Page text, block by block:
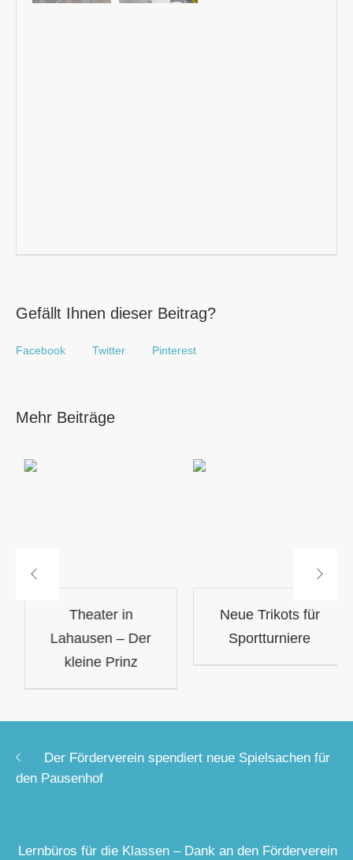
Gefällt Ihnen dieser Beitrag?
Facebook Twitter Pinterest
Mehr Beiträge
Anmeldung 2024
Theater in
Lahausen – Der
kleine Prinz
Der Förderverein spendiert neue Spielsachen für
den Pausenhof
Lernbüros für die Klassen – Dank an den Förderverein